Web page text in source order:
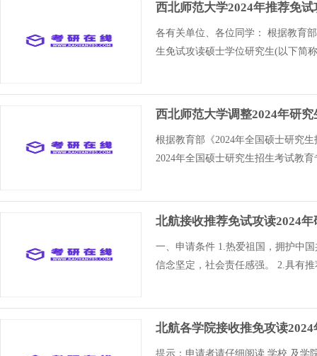
西北师范大学2024年推荐免
各有关单位、各位同学： 根据教育
生免试攻读硕士学位研究生(以下简
西北师范大学调整2024年研
根据教育部《2024年全国硕士研究
2024年全国硕士研究生招生考试教
北航接收推荐免试攻读2024
一、申请条件 1.热爱祖国，拥护中
信念坚定，社会责任感强。 2.具有
北航各学院接收推免攻读
提示：申请者请仔细阅读 学校 及学